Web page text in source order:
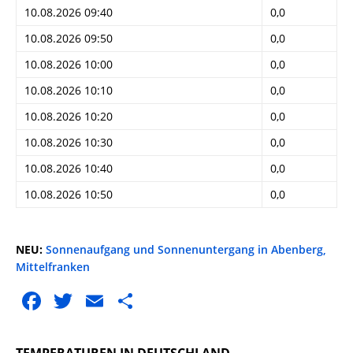
10.08.2026 09:40
0,0
10.08.2026 09:50
0,0
10.08.2026 10:00
0,0
10.08.2026 10:10
0,0
10.08.2026 10:20
0,0
10.08.2026 10:30
0,0
10.08.2026 10:40
0,0
10.08.2026 10:50
0,0
NEU: Sonnenaufgang und Sonnenuntergang in Abenberg,
Mittelfranken
F T E